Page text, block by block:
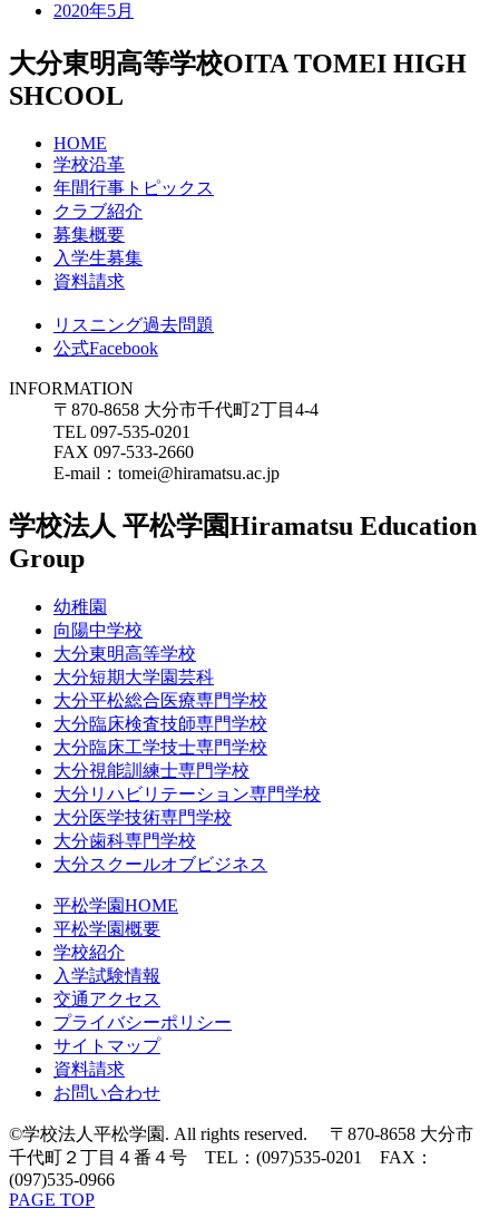
2020年5月
大分東明高等学校OITA TOMEI HIGH
SHCOOL
HOME
学校沿革
年間行事トピックス
クラブ紹介
募集概要
入学生募集
資料請求
リスニング過去問題
公式Facebook
INFORMATION
〒870-8658 大分市千代町2丁目4-4
TEL 097-535-0201
FAX 097-533-2660
E-mail：tomei@hiramatsu.ac.jp
学校法人 平松学園Hiramatsu Education
Group
幼稚園
向陽中学校
大分東明高等学校
大分短期大学園芸科
大分平松総合医療専門学校
大分臨床検査技師専門学校
大分臨床工学技士専門学校
大分視能訓練士専門学校
大分リハビリテーション専門学校
大分医学技術専門学校
大分歯科専門学校
大分スクールオブビジネス
平松学園HOME
平松学園概要
学校紹介
入学試験情報
交通アクセス
プライバシーポリシー
サイトマップ
資料請求
お問い合わせ
©学校法人平松学園. All rights reserved. 〒870-8658 大分市
千代町２丁目４番４号 TEL：(097)535-0201 FAX：
(097)535-0966
PAGE TOP